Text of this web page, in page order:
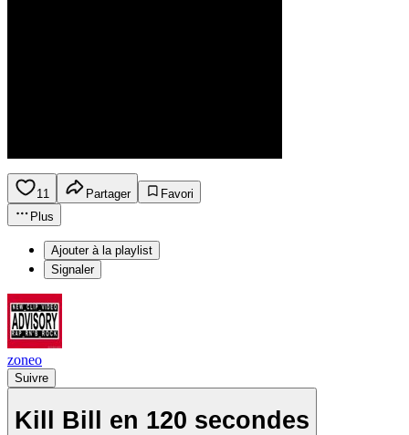
11 Partager
Favori
Plus
Ajouter à la playlist
Signaler
zoneo
Suivre
Kill Bill en 120 secondes